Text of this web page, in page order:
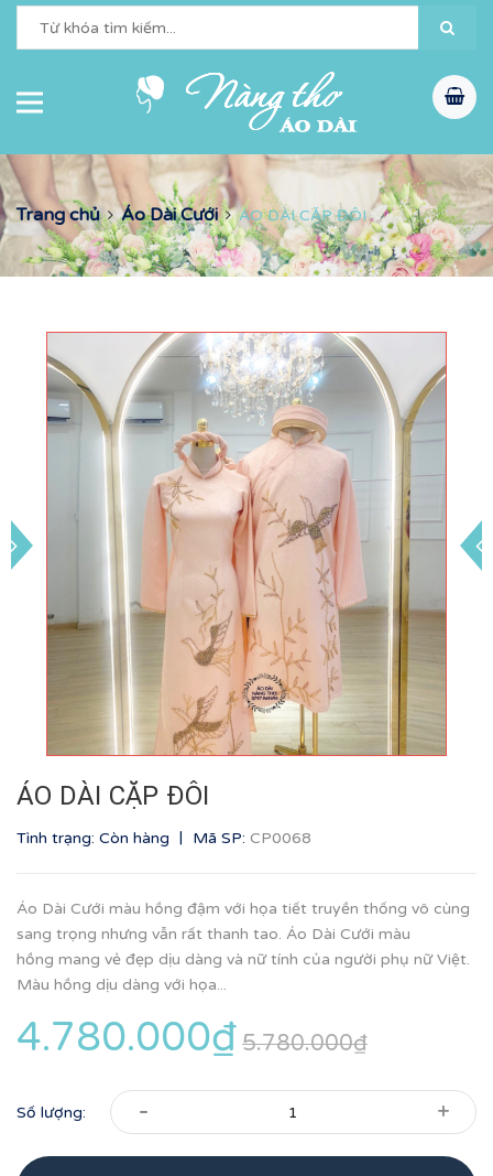
Trang chủ Áo Dài Cưới ÁO DÀI CẶP ĐÔI
ÁO DÀI CẶP ĐÔI
Tình trạng: Còn hàng | Mã SP: CP0068
Áo Dài Cưới màu hồng đậm với họa tiết truyền thống vô cùng
sang trọng nhưng vẫn rất thanh tao. Áo Dài Cưới màu
hồng mang vẻ đẹp dịu dàng và nữ tính của người phụ nữ Việt.
Màu hồng dịu dàng với họa...
4.780.000₫ 5.780.000₫
Số lượng: - +